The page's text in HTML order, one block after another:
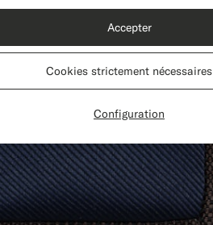
Configuration
Cookies strictement nécessaires
Accepter